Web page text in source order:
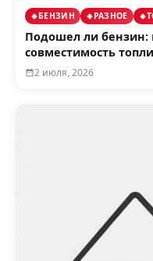
БЕНЗИН РАЗНОЕ
Подошел ли бензин:
совместимость
2 июля, 2026